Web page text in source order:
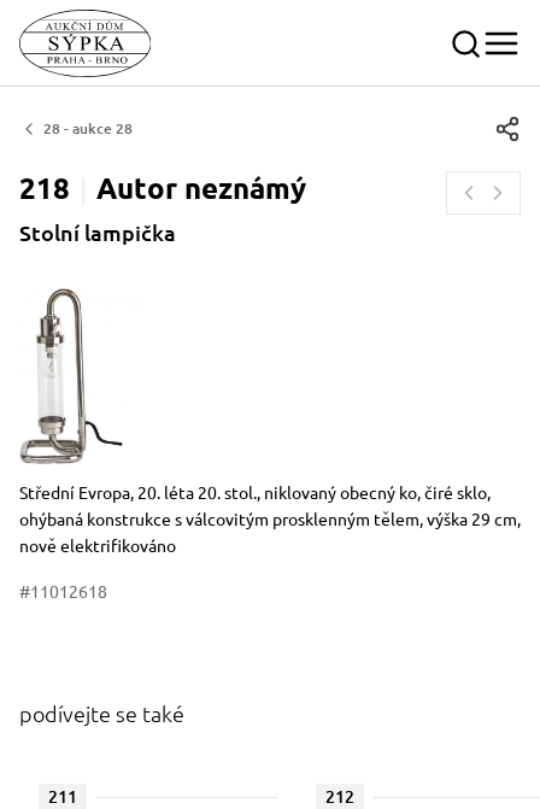
28 - aukce 28
218 Autor neznámý
Stolní lampička
Rozměry
Stručný popis předmětu
Střední Evropa, 20. léta 20. stol., niklovaný obecný ko, čiré sklo,
ohýbaná konstrukce s válcovitým prosklenným tělem, výška 29 cm,
nově elektrifikováno
#11012618
podívejte se také
211 212